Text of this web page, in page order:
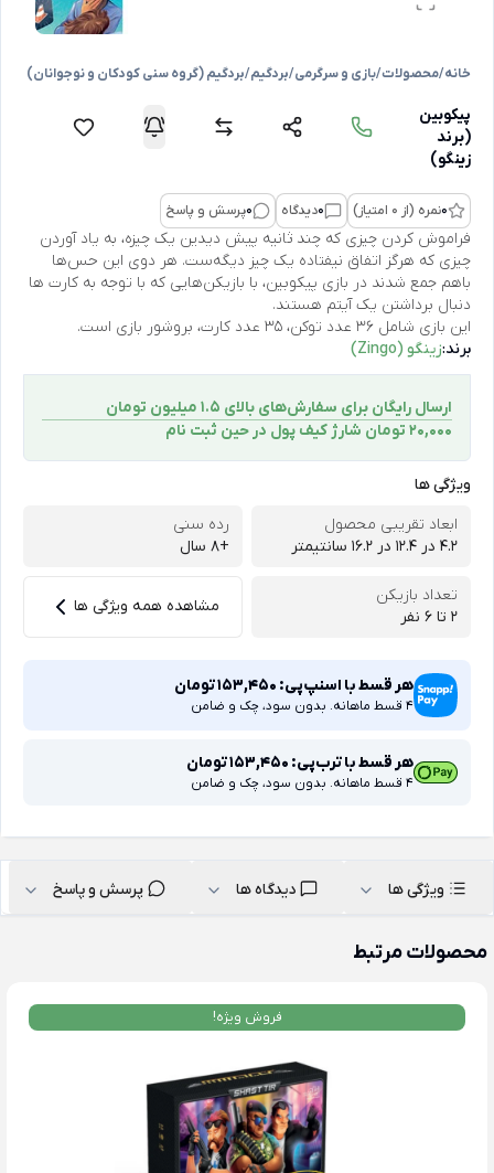
خانه/محصولات/بازی و سرگرمی/بردگیم/بردگیم (گروه سنی کودکان و نوجوانان)
پیکوبین
(برند
زینگو)
0نمره (از 0 امتیاز) 0دیدگاه 0پرسش و پاسخ
فراموش کردن چیزی که چند ثانیه پیش دیدین یک چیزه، به یاد آوردن
چیزی که هرگز اتفاق نیفتاده یک چیز دیگه‌ست. هر دوی این حس‌ها
باهم جمع شدند در بازی پیکوبین، با بازیکن‌هایی که با توجه به کارت ها
دنبال برداشتن یک آیتم هستند.
این بازی شامل ۳۶ عدد توکن، ۳۵ عدد کارت، بروشور بازی است.
برند:زینگو (Zingo)
ارسال رایگان برای سفارش‌های بالای 1.5 میلیون تومان
۲۰,۰۰۰ تومان شارژ کیف پول در حین ثبت ‌نام
ویژگی ها
ابعاد تقریبی محصول
4.2 در ۱۲.۴ در ۱۶.۲ سانتیمتر
رده سنی
+8 سال
تعداد بازیکن
2 تا 6 نفر
مشاهده همه ویژگی ها
هر قسط با اسنپ‌پی: 153,450تومان
4 قسط ماهانه. بدون سود، چک و ضامن
هر قسط با ترب‌پی: 153,450تومان
4 قسط ماهانه. بدون سود، چک و ضامن
ویژگی ها دیدگاه ها پرسش و پاسخ
محصولات مرتبط
فروش ویژه!